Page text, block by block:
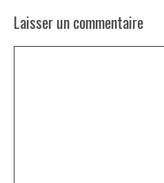
Laisser un commentaire